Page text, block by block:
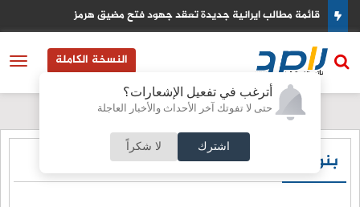
أترغب في تفعيل الإشعارات؟
حتى لا تفوتك آخر الأحداث والأخبار العاجلة
اشترك لا شكراً
تعقد جهود فتح مضيق هرمز كيف تستخدم اوروبا ارباح
النسخة الكاملة
بنوك